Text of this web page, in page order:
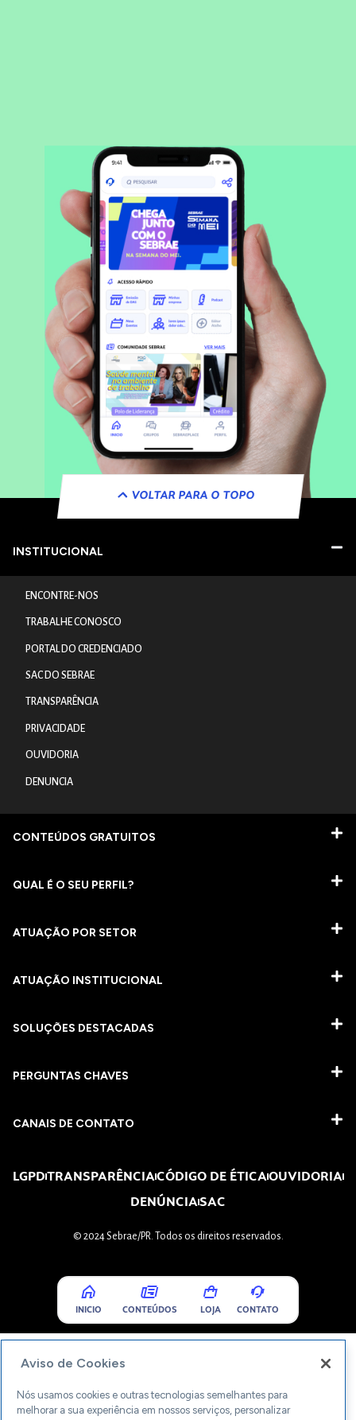
VOLTAR PARA O TOPO
INSTITUCIONAL
ENCONTRE-NOS
TRABALHE CONOSCO
PORTAL DO CREDENCIADO
SAC DO SEBRAE
TRANSPARÊNCIA
PRIVACIDADE
OUVIDORIA
DENUNCIA
CONTEÚDOS GRATUITOS
QUAL É O SEU PERFIL?
ATUAÇÃO POR SETOR
ATUAÇÃO INSTITUCIONAL
SOLUÇÕES DESTACADAS
PERGUNTAS CHAVES​
CANAIS DE CONTATO
LGPDTRANSPARÊNCIACÓDIGO DE ÉTICAOUVIDORIA
DENÚNCIASAC
© 2024 Sebrae/PR. Todos os direitos reservados.
INICIO CONTEÚDOS LOJA CONTATO
Aviso de Cookies
Nós usamos cookies e outras tecnologias semelhantes para
melhorar a sua experiência em nossos serviços, personalizar